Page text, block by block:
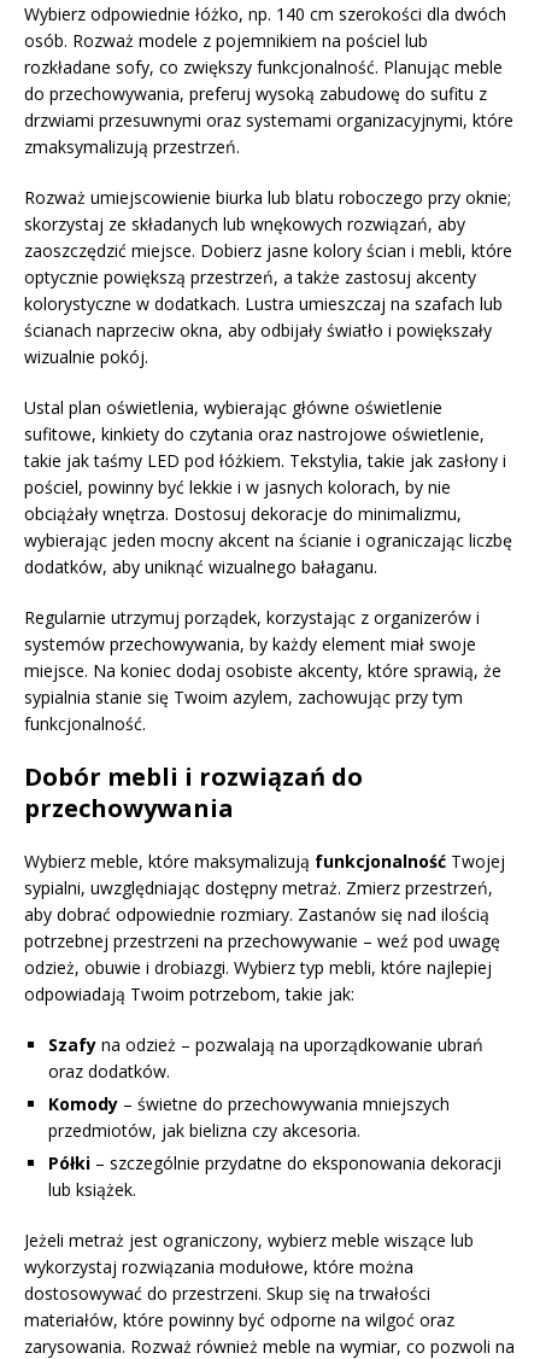
Wybierz odpowiednie łóżko, np. 140 cm szerokości dla dwóch
osób. Rozważ modele z pojemnikiem na pościel lub
rozkładane sofy, co zwiększy funkcjonalność. Planując meble
do przechowywania, preferuj wysoką zabudowę do sufitu z
drzwiami przesuwnymi oraz systemami organizacyjnymi, które
zmaksymalizują przestrzeń.
Rozważ umiejscowienie biurka lub blatu roboczego przy oknie;
skorzystaj ze składanych lub wnękowych rozwiązań, aby
zaoszczędzić miejsce. Dobierz jasne kolory ścian i mebli, które
optycznie powiększą przestrzeń, a także zastosuj akcenty
kolorystyczne w dodatkach. Lustra umieszczaj na szafach lub
ścianach naprzeciw okna, aby odbijały światło i powiększały
wizualnie pokój.
Ustal plan oświetlenia, wybierając główne oświetlenie
sufitowe, kinkiety do czytania oraz nastrojowe oświetlenie,
takie jak taśmy LED pod łóżkiem. Tekstylia, takie jak zasłony i
pościel, powinny być lekkie i w jasnych kolorach, by nie
obciążały wnętrza. Dostosuj dekoracje do minimalizmu,
wybierając jeden mocny akcent na ścianie i ograniczając liczbę
dodatków, aby uniknąć wizualnego bałaganu.
Regularnie utrzymuj porządek, korzystając z organizerów i
systemów przechowywania, by każdy element miał swoje
miejsce. Na koniec dodaj osobiste akcenty, które sprawią, że
sypialnia stanie się Twoim azylem, zachowując przy tym
funkcjonalność.
Dobór mebli i rozwiązań do
przechowywania
Wybierz meble, które maksymalizują funkcjonalność Twojej
sypialni, uwzględniając dostępny metraż. Zmierz przestrzeń,
aby dobrać odpowiednie rozmiary. Zastanów się nad ilością
potrzebnej przestrzeni na przechowywanie – weź pod uwagę
odzież, obuwie i drobiazgi. Wybierz typ mebli, które najlepiej
odpowiadają Twoim potrzebom, takie jak:
Szafy na odzież – pozwalają na uporządkowanie ubrań
oraz dodatków.
Komody – świetne do przechowywania mniejszych
przedmiotów, jak bielizna czy akcesoria.
Półki – szczególnie przydatne do eksponowania dekoracji
lub książek.
Jeżeli metraż jest ograniczony, wybierz meble wiszące lub
wykorzystaj rozwiązania modułowe, które można
dostosowywać do przestrzeni. Skup się na trwałości
materiałów, które powinny być odporne na wilgoć oraz
zarysowania. Rozważ również meble na wymiar, co pozwoli na